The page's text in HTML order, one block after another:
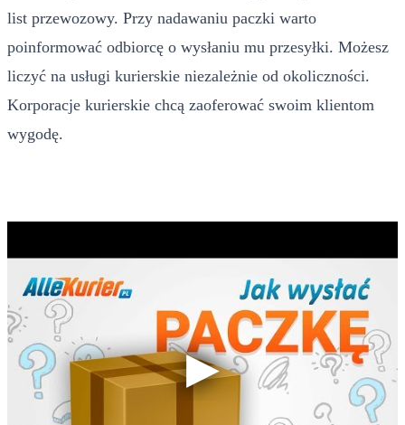
list przewozowy. Przy nadawaniu paczki warto
poinformować odbiorcę o wysłaniu mu przesyłki. Możesz
liczyć na usługi kurierskie niezależnie od okoliczności.
Korporacje kurierskie chcą zaoferować swoim klientom
wygodę.